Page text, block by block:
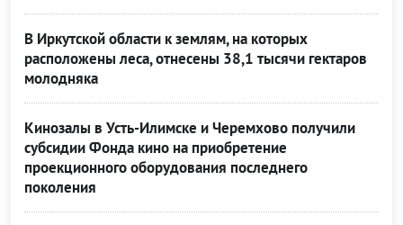
В Иркутской области к землям, на которых
расположены леса, отнесены 38,1 тысячи гектаров
молодняка
Кинозалы в Усть-Илимске и Черемхово получили
субсидии Фонда кино на приобретение
проекционного оборудования последнего
поколения